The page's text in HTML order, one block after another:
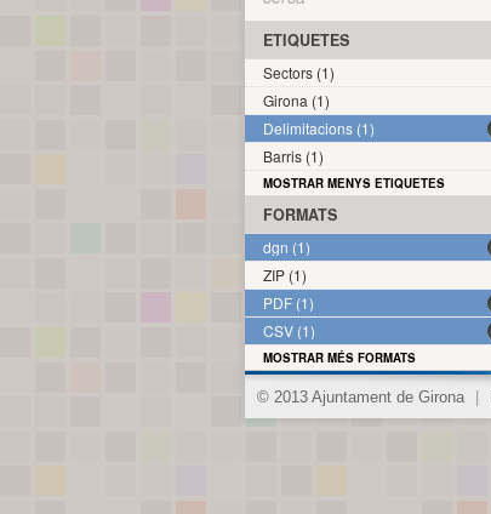
ETIQUETES
Sectors (1)
Girona (1)
Delimitacions (1)
Barris (1)
MOSTRAR MENYS ETIQUETES
FORMATS
dgn (1)
ZIP (1)
PDF (1)
CSV (1)
MOSTRAR MÉS FORMATS
© 2013 Ajuntament de Girona